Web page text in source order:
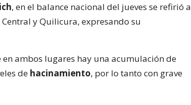
, en el balance nacional del jueves se refirió a
y Quilicura, expresando su
ambos lugares hay una acumulación de
de hacinamiento, por lo tanto con grave